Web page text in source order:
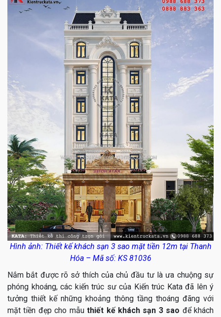
Hình ảnh: Thiết kế khách sạn 3 sao mặt tiền 12m tại Thanh
Hóa – Mã số: KS 81036
Nắm bắt được rõ sở thích của chủ đầu tư là ưa chuộng sự
phóng khoáng, các kiến trúc sư của Kiến trúc Kata đã lên ý
tưởng thiết kế những khoảng thông tầng thoáng đãng với
mặt tiền đẹp cho mẫuthiết kế khách sạn 3 sao để khách